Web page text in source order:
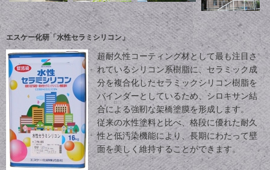
エスケー化研「水性セラミシリコン」
超耐久性コーティング材として最も注目さ
れているシリコン系樹脂に、セラミック成
分を複合化したセラミックシリコン樹脂を
バインダーとしているため、シロキサン結
合による強靭な架橋塗膜を形成します。
従来の水性塗料と比べ、格段に優れた耐久
性と低汚染機能により、長期にわたって壁
面を美しく維持することができます。